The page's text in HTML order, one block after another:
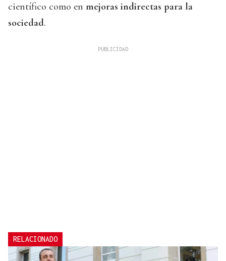
científico como en mejoras indirectas para la
sociedad.
RELACIONADO